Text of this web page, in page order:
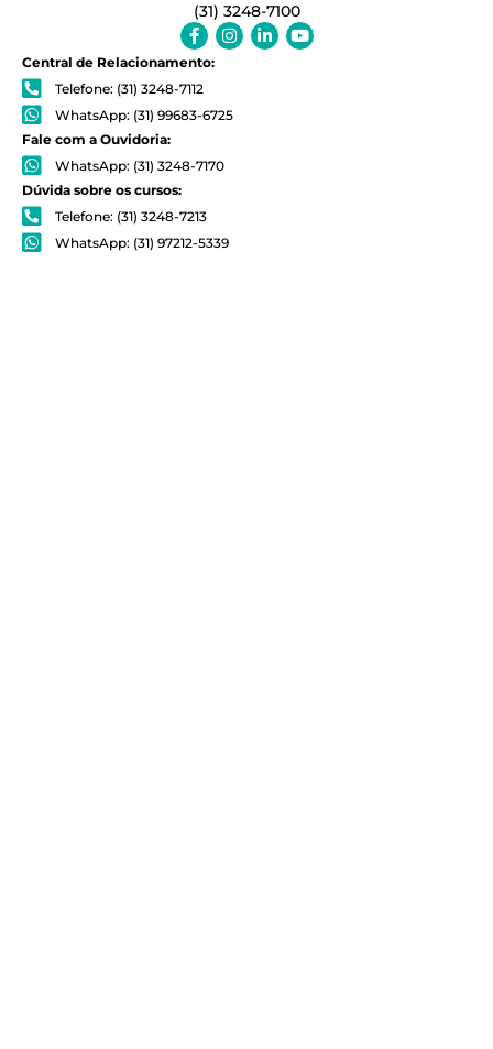
(31) 3248-7100
Facebook-
f
Instagram
Linkedin-
in
Youtube
Central de Relacionamento:
Telefone: (31) 3248-7112
WhatsApp: (31) 99683-6725
Fale com a Ouvidoria:
WhatsApp: (31) 3248-7170
Dúvida sobre os cursos:
Telefone: (31) 3248-7213
WhatsApp: (31) 97212-5339